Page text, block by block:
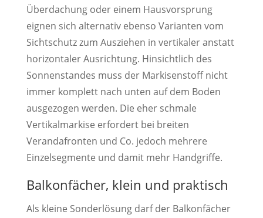
Überdachung oder einem Hausvorsprung
eignen sich alternativ ebenso Varianten vom
Sichtschutz zum Ausziehen in vertikaler anstatt
horizontaler Ausrichtung. Hinsichtlich des
Sonnenstandes muss der Markisenstoff nicht
immer komplett nach unten auf dem Boden
ausgezogen werden. Die eher schmale
Vertikalmarkise erfordert bei breiten
Verandafronten und Co. jedoch mehrere
Einzelsegmente und damit mehr Handgriffe.
Balkonfächer, klein und praktisch
Als kleine Sonderlösung darf der Balkonfächer